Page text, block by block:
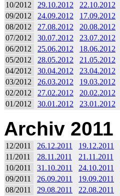
10/2012
29.10.2012 22.10.2012
09/2012
24.09.2012 17.09.2012
08/2012
27.08.2012 20.08.2012
07/2012
30.07.2012 23.07.2012
06/2012
25.06.2012 18.06.2012
05/2012
28.05.2012 21.05.2012
04/2012
30.04.2012 23.04.2012
03/2012
26.03.2012 19.03.2012
02/2012
27.02.2012 20.02.2012
01/2012
30.01.2012 23.01.2012
Archiv 2011
12/2011 26.12.2011 19.12.2011
11/2011
28.11.2011 21.11.2011
10/2011
31.10.2011 24.10.2011
09/2011
26.09.2011 19.09.2011
08/2011
29.08.2011 22.08.2011